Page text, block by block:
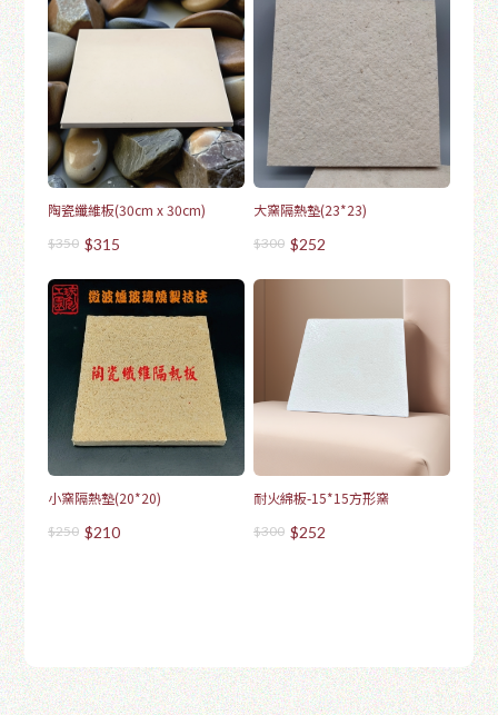
陶瓷纖維板(30cm x 30cm)
$350 $315
大窯隔熱墊(23*23)
$300 $252
小窯隔熱墊(20*20)
$250 $210
耐火綿板-15*15方形窯
$300 $252